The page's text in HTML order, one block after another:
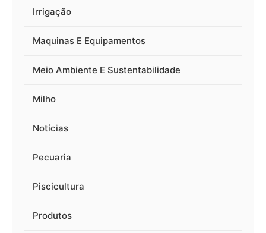
Irrigação
Maquinas E Equipamentos
Meio Ambiente E Sustentabilidade
Milho
Notícias
Pecuaria
Piscicultura
Produtos